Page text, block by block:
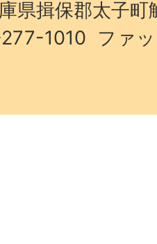
県揖保郡太子町
1010 ファ